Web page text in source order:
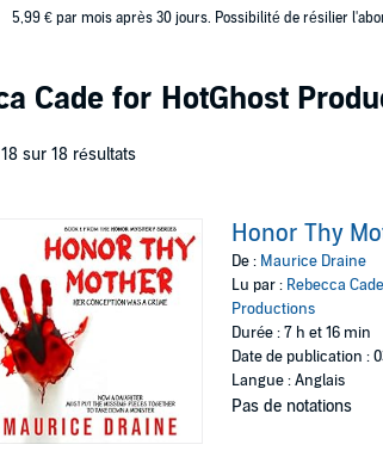
5,99 € par mois après 30 jours. Possibilité de résilier
Cade for HotGhost
sur 18 résultats
Honor Thy
De : Maurice Draine
Lu par : Rebecca
Productions
Durée : 7 h et 16 min
Date de publication :
Langue : Anglais
Pas de notations